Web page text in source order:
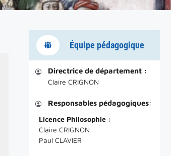
Équipe pédagogique
Directrice de département :
Claire CRIGNON
Responsables pédagogiques:
Licence Philosophie :
Claire CRIGNON
Paul CLAVIER